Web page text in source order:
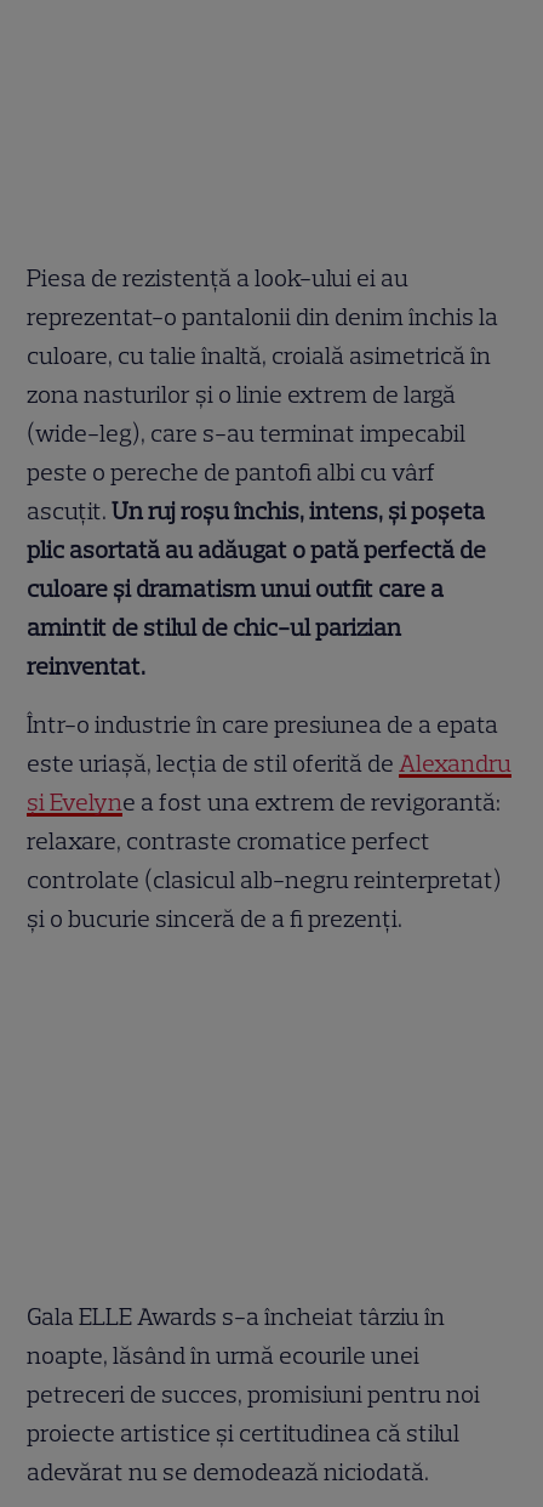
Piesa de rezistență a look-ului ei au
reprezentat-o pantalonii din denim închis la
culoare, cu talie înaltă, croială asimetrică în
zona nasturilor și o linie extrem de largă
(wide-leg), care s-au terminat impecabil
peste o pereche de pantofi albi cu vârf
ascuțit.Un ruj roșu închis, intens, și poșeta
plic asortată au adăugat o pată perfectă de
culoare și dramatism unui outfit care a
amintit de stilul de chic-ul parizian
reinventat.
Într-o industrie în care presiunea de a epata
este uriașă, lecția de stil oferită deAlexandru
și Evelyne a fost una extrem de revigorantă:
relaxare, contraste cromatice perfect
controlate (clasicul alb-negru reinterpretat)
și o bucurie sinceră de a fi prezenți.
Gala ELLE Awards s-a încheiat târziu în
noapte, lăsând în urmă ecourile unei
petreceri de succes, promisiuni pentru noi
proiecte artistice și certitudinea că stilul
adevărat nu se demodează niciodată.